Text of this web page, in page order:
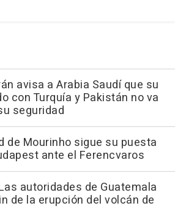
avisa a Arabia Saudí que su
con Turquía y Pakistán no va
seguridad
de Mourinho sigue su puesta
ante el Ferencvaros
autoridades de Guatemala
de la erupción del volcán de